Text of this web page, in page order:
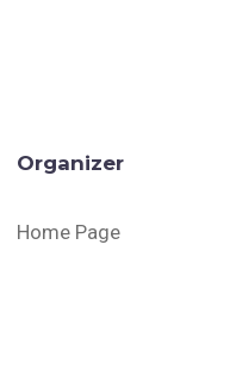
Organizer
Home Page